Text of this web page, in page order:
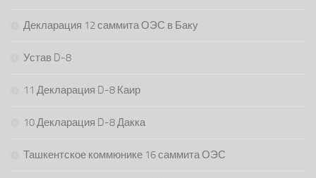
Декларация 12 саммита ОЭС в Баку
Устав D-8
11 Декларация D-8 Каир
10 Декларация D-8 Дакка
Ташкентское коммюнике 16 саммита ОЭС